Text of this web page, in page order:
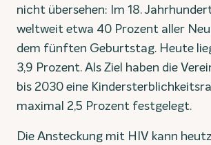
nicht übersehen: Im 18.
weltweit etwa 40 Prozent aller
dem fünften Geburtstag. Heute
3,9 Prozent. Als Ziel haben die
bis 2030 eine
maximal 2,5 Prozent festgelegt.
Die Ansteckung mit HIV kann